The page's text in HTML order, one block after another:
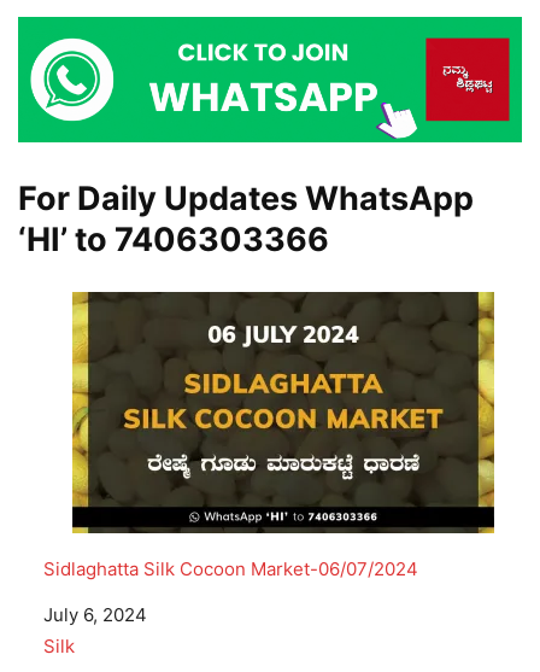
For Daily Updates WhatsApp
‘HI’ to 7406303366
Sidlaghatta Silk Cocoon Market-06/07/2024
Date
July 6, 2024
In relation to
Silk